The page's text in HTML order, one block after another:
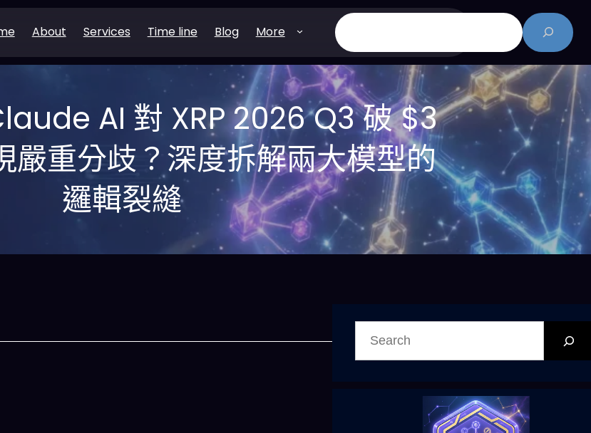
About Services Time line Blog More
搜
尋
AI 對 XRP 2026 Q3 破 $3
嚴重分歧？深度拆解兩大模型的
邏輯裂縫